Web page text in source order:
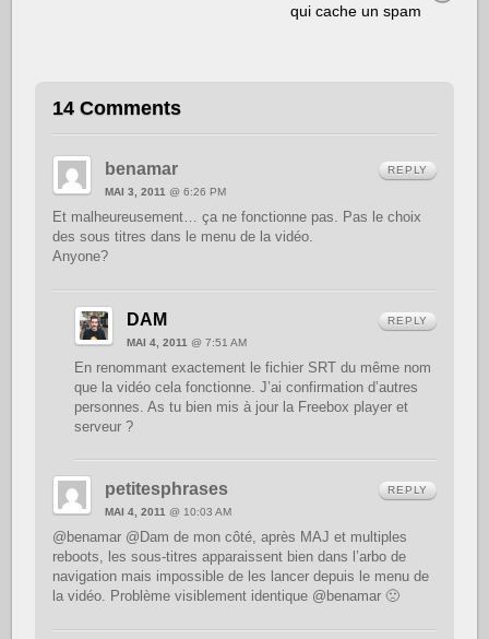
qui cache un spam
14 Comments
benamar
MAI 3, 2011 @ 6:26 PM
Et malheureusement… ça ne fonctionne pas. Pas le choix
des sous titres dans le menu de la vidéo.
Anyone?
REPLY
DAM
MAI 4, 2011 @ 7:51 AM
En renommant exactement le fichier SRT du même nom
que la vidéo cela fonctionne. J’ai confirmation d’autres
personnes. As tu bien mis à jour la Freebox player et
serveur ?
REPLY
petitesphrases
MAI 4, 2011@ 10:03 AM
@benamar @Dam de mon côté, après MAJ et multiples
reboots, les sous-titres apparaissent bien dans l’arbo de
navigation mais impossible de les lancer depuis le menu de
la vidéo. Problème visiblement identique @benamar 🙁
REPLY